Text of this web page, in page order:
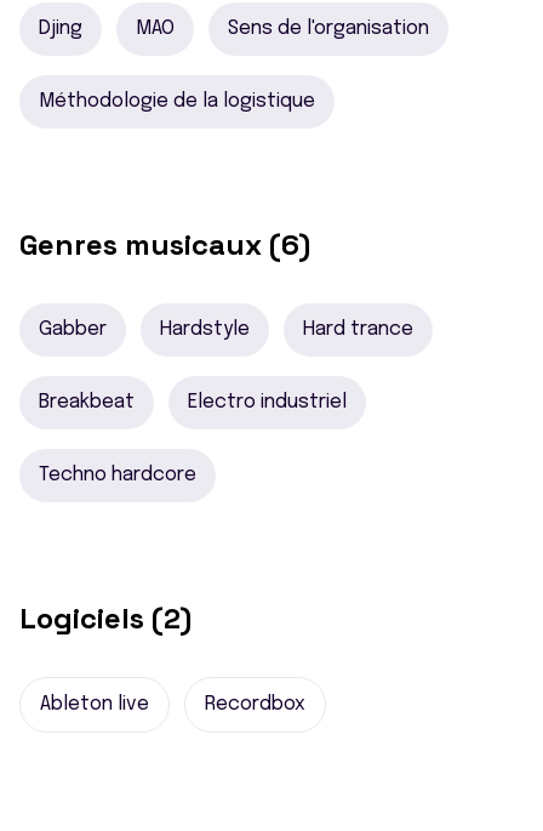
Djing MAO Sens de l'organisation
Méthodologie de la logistique
Genres musicaux (6)
Gabber Hardstyle Hard trance
Breakbeat Electro industriel
Techno hardcore
Logiciels (2)
Ableton live Recordbox